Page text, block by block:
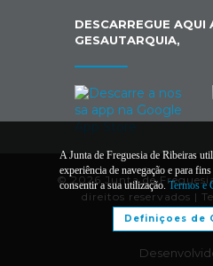
DESCARREGUE AQUI
GESAUTARQUIA,
© 2026 Junta de
direitos reservados |
A Junta de Freguesia de Ribeiras
experiência de navegação e para
consentir a sua utilização.Termos e
Definiçoes de